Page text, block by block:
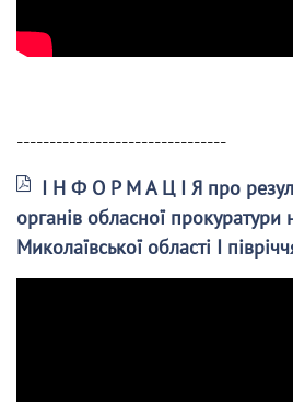
--------------------------------
І Н Ф О Р М А Ц І Я про
органів обласної прокуратури
Миколаївської області І